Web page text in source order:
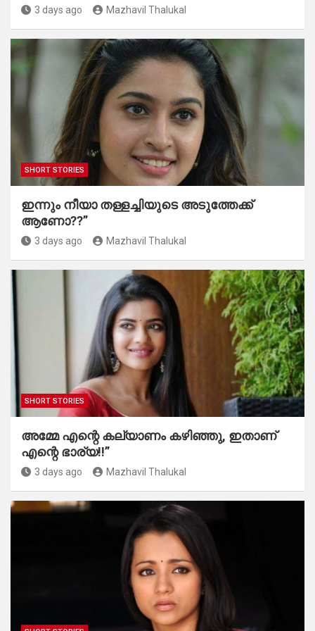
3 days ago Mazhavil Thalukal
SHORT STORIES
ഇന്നും നീയാ തള്ളച്ചിയുടെ അടുത്തേക്ക്
ആണോ??”
3 days ago Mazhavil Thalukal
SHORT STORIES
അമ്മേ എന്റെ കല്യാണം കഴിഞ്ഞു, ഇതാണ്
എന്റെ ഭാര്യ!!”
3 days ago Mazhavil Thalukal